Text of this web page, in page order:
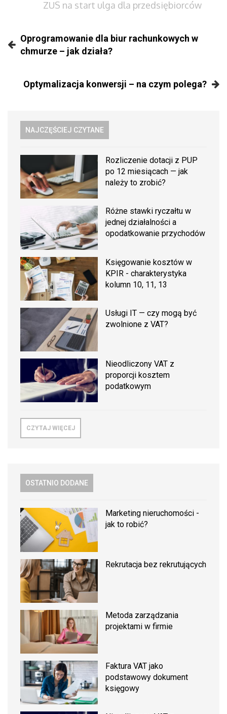
ZUS na start ulga dla przedsiębiorców
Oprogramowanie dla biur rachunkowych w
chmurze – jak działa?
Optymalizacja konwersji – na czym polega?
NAJCZĘŚCIEJ CZYTANE
Rozliczenie dotacji z PUP
po 12 miesiącach — jak
należy to zrobić?
Różne stawki ryczałtu w
jednej działalności a
opodatkowanie przychodów
Księgowanie kosztów w
KPIR - charakterystyka
kolumn 10, 11, 13
Usługi IT — czy mogą być
zwolnione z VAT?
Nieodliczony VAT z
proporcji kosztem
podatkowym
CZYTAJ WIĘCEJ
OSTATNIO DODANE
Marketing nieruchomości -
jak to robić?
Rekrutacja bez rekrutujących
Metoda zarządzania
projektami w firmie
Faktura VAT jako
podstawowy dokument
księgowy